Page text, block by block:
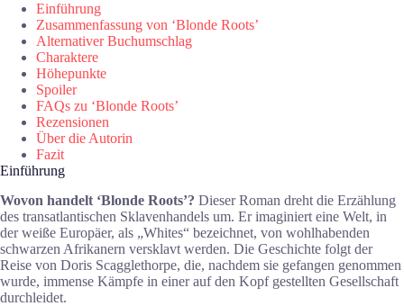
Einführung
Zusammenfassung von ‘Blonde Roots’
Alternativer Buchumschlag
Charaktere
Höhepunkte
Spoiler
FAQs zu ‘Blonde Roots’
Rezensionen
Über die Autorin
Fazit
Einführung
Wovon handelt ‘Blonde Roots’? Dieser Roman dreht die Erzählung
des transatlantischen Sklavenhandels um. Er imaginiert eine Welt, in
der weiße Europäer, als „Whites“ bezeichnet, von wohlhabenden
schwarzen Afrikanern versklavt werden. Die Geschichte folgt der
Reise von Doris Scagglethorpe, die, nachdem sie gefangen genommen
wurde, immense Kämpfe in einer auf den Kopf gestellten Gesellschaft
durchleidet.